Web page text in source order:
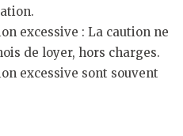
excessive : La caution ne
de loyer, hors charges.
excessive sont souvent